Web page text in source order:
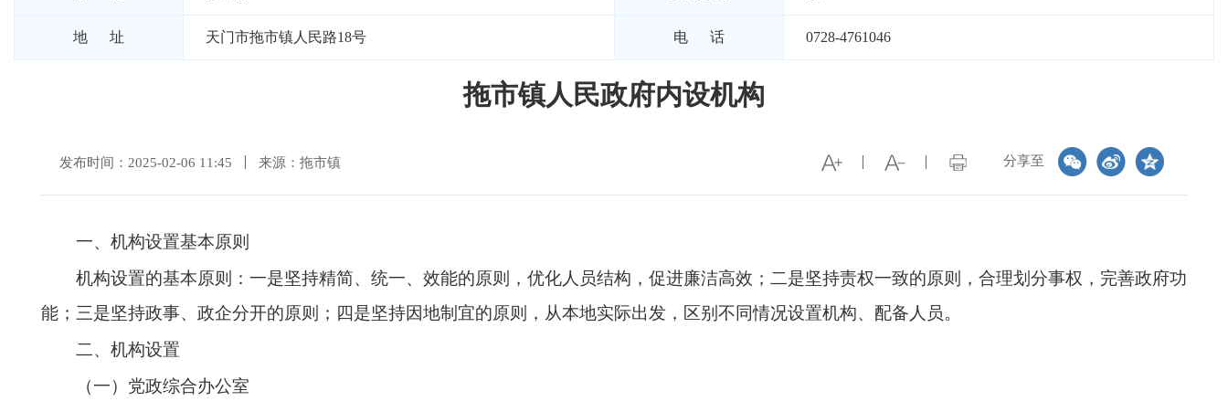
地 址 天门市拖市镇人民路18号 电 话 0728-4761046
拖市镇人民政府内设机构
分享至
发布时间：2025-02-06 11:45 来源：拖市镇
一、机构设置基本原则
机构设置的基本原则：一是坚持精简、统一、效能的原则，优化人员结构，促进廉洁高效；二是坚持责权一致的原则，合理划分事权，完善政府功
能；三是坚持政事、政企分开的原则；四是坚持因地制宜的原则，从本地实际出发，区别不同情况设置机构、配备人员。
二、机构设置
（一）党政综合办公室